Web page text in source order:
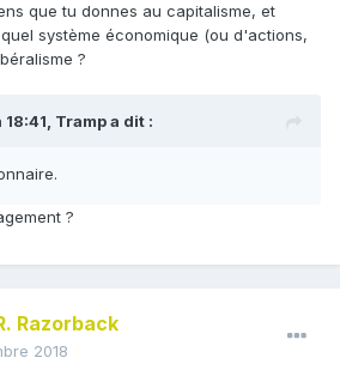
que tu donnes au capitalisme, et
système économique (ou d'actions,
?
Trampa dit :
?
Razorback
2018